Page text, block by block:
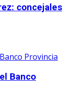
concejales
Banco